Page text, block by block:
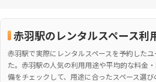
赤羽駅のレンタルスペース利
赤羽駅で実際にレンタルスペースを予約した
た。赤羽駅の人気の利用用途や平均的な料金
備をチェックして、用途に合ったスペース選び